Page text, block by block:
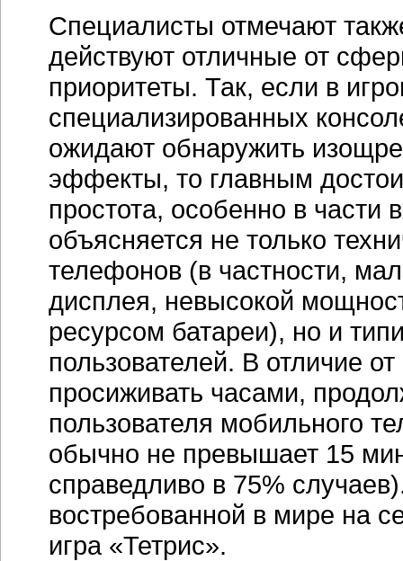
Специалисты отмечают
действуют отличные от
приоритеты. Так, если в
специализированных
ожидают обнаружить
эффекты, то главным
простота, особенно в части
объясняется не только
телефонов (в частности,
дисплея, невысокой
ресурсом батареи), но и
пользователей. В отличие
просиживать часами,
пользователя мобильного
обычно не превышает 15
справедливо в 75%
востребованной в мире на
игра «Тетрис».